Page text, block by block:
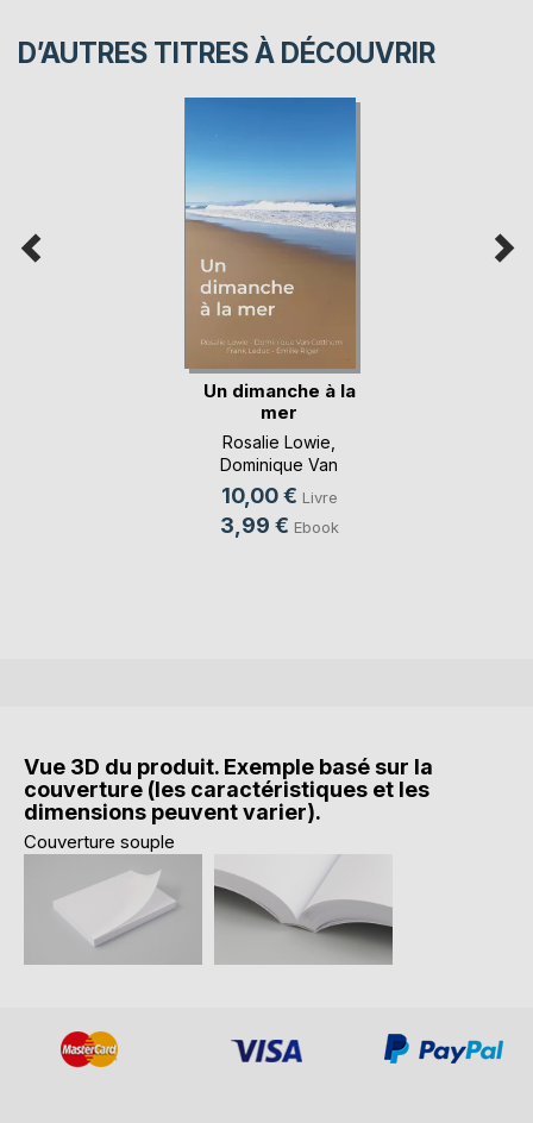
D’AUTRES TITRES À DÉCOUVRIR
Un dimanche à la
mer
Rosalie Lowie
Dominique Van
Cotthem
10,00 € Livre
3,99 € Ebook
Vue 3D du produit. Exemple basé sur la
couverture (les caractéristiques et les
dimensions peuvent varier).
Couverture souple